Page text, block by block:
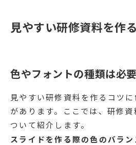
見やすい研修資料を作
色やフォントの種類は必
見やすい研修資料を作るコツ
があります。ここでは、研修
ついて紹介します。
スライドを作る際の色のバラン